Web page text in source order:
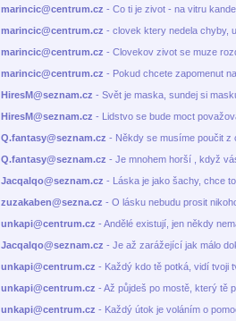
marincic@centrum.cz - Co ti je zivot - na vitru
marincic@centrum.cz - clovek ktery nedela chyby,
marincic@centrum.cz - Clovekov zivot se muze
marincic@centrum.cz - Pokud chcete zapomenut
HiresM@seznam.cz - Svět je maska, sundej si
HiresM@seznam.cz - Lidstvo se bude moct
Q.fantasy@seznam.cz - Někdy se musíme poučit z
Q.fantasy@seznam.cz - Je mnohem horší , když
Jacqalqo@seznam.cz - Láska je jako šachy, chce
zuzakaben@sezna.cz - O lásku nebudu prosit
unkapi@centrum.cz - Andělé existují, jen někdy
Jacqalqo@seznam.cz - Je až zarážející jak málo
unkapi@centrum.cz - Každý kdo tě potká, vidí tvoji
unkapi@centrum.cz - Až půjdeš po mostě, který tě
unkapi@centrum.cz - Každý útok je voláním o